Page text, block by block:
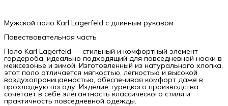
Мужской поло Karl Lagerfeld с длинным рукавом
Повествовательная часть
Поло Karl Lagerfeld — стильный и комфортный элемент
гардероба, идеально подходящий для повседневной носки в
межсезонье и зимой. Изготовленный из натурального хлопка,
этот поло отличается мягкостью, легкостью и высокой
воздухопроницаемостью, обеспечивая комфорт даже в
прохладную погоду. Изделие турецкого производства
сочетает в себе элегантность классического стиля и
практичность повседневной одежды.